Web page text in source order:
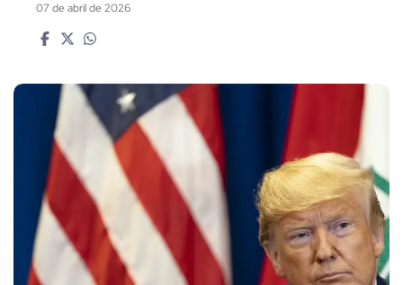
07 de abril de 2026